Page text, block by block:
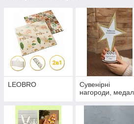
LEOBRO
Сувенірні
нагороди,